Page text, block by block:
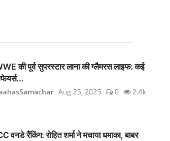
की पूर्व सुपरस्टार लाना की ग्लैमरस लाइफ: कई
Aug 25, 2025 0 2.4k
वनडे रैंकिंग: रोहित शर्मा ने मचाया धमाका, बाबर